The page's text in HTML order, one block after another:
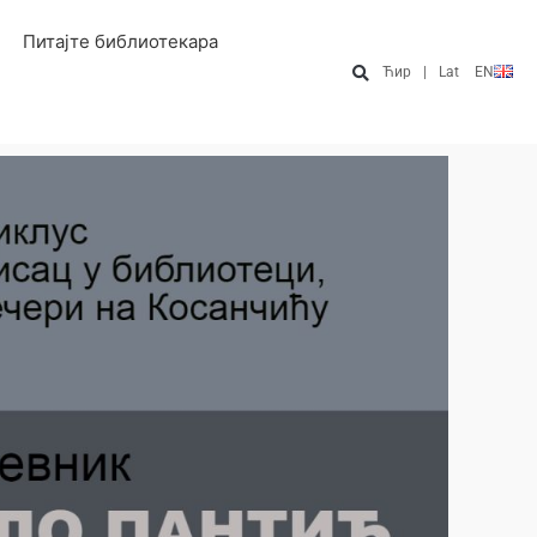
Питајте библиотекара
Ћир Lat EN